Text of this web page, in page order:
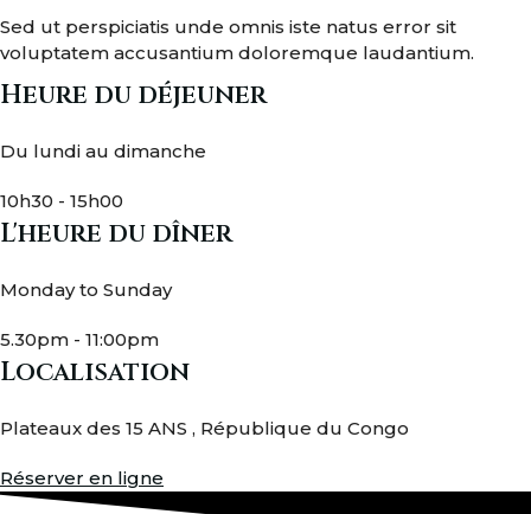
Sed ut perspiciatis unde omnis iste natus error sit
voluptatem accusantium doloremque laudantium.
Heure du déjeuner
Du lundi au dimanche
10h30 - 15h00
L'heure du dîner
Monday to Sunday
5.30pm - 11:00pm
Localisation
Plateaux des 15 ANS , République du Congo
Réserver en ligne